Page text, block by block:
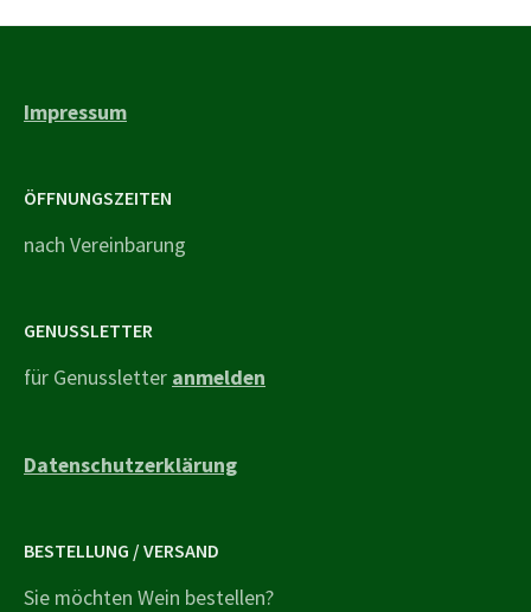
Impressum
ÖFFNUNGSZEITEN
nach Vereinbarung
GENUSSLETTER
für Genussletter anmelden
Datenschutzerklärung
BESTELLUNG / VERSAND
Sie möchten Wein bestellen?